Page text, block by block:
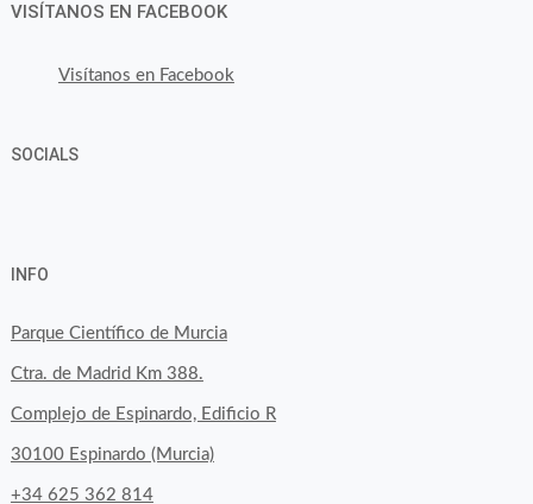
VISÍTANOS EN FACEBOOK
Visítanos en Facebook
SOCIALS
byfoodtopia
en
Facebook
byfoodtopia
en
Twitter
byfoodtopia
en
Instagram
INFO
Parque Científico de Murcia
Ctra. de Madrid Km 388.
Complejo de Espinardo, Edificio R
30100 Espinardo (Murcia)
+34 625 362 814